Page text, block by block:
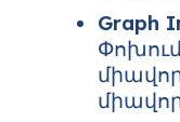
Graph